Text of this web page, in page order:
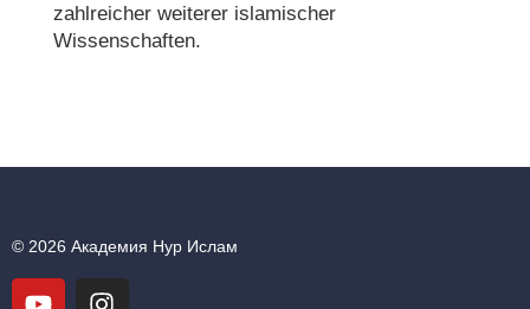
zahlreicher weiterer islamischer
Wissenschaften.
© 2026 Академия Нур Ислам